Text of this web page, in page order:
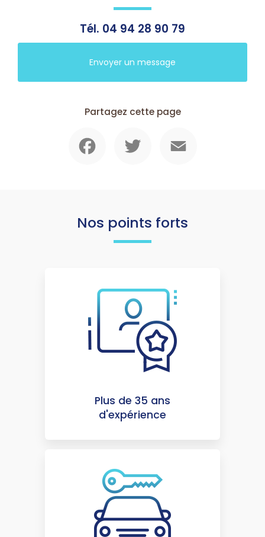
Tél. 04 94 28 90 79
Envoyer un message
Partagez cette page
Nos points forts
Plus de 35 ans
d'expérience